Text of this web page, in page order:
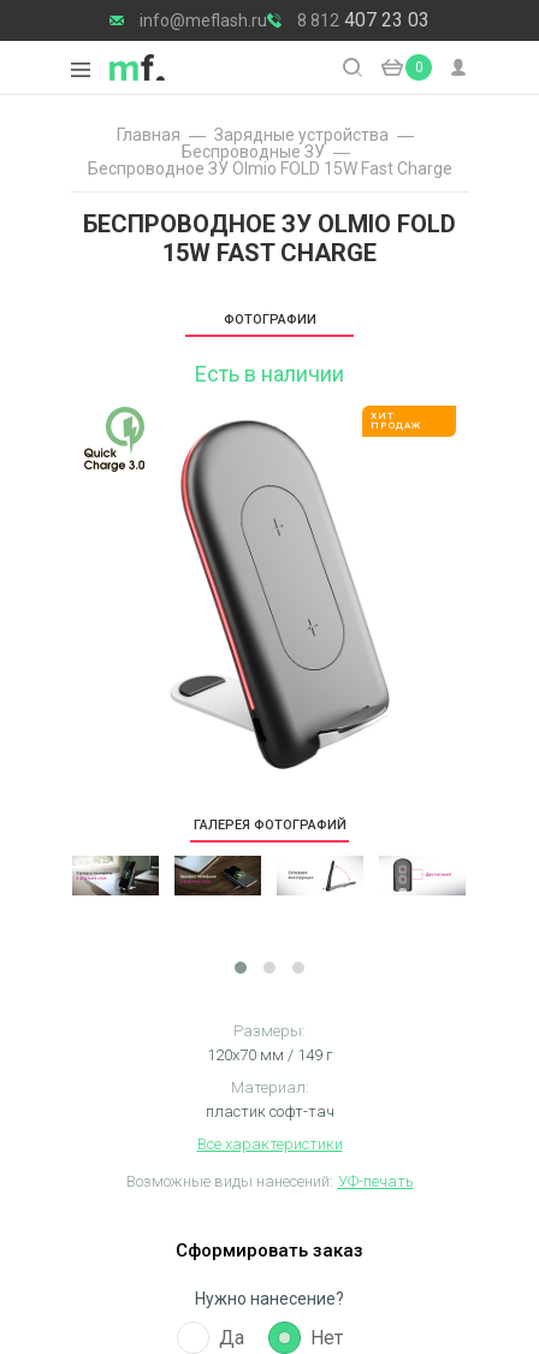
info@meflash.ru 8 812 407 23 03
0
Главная
Зарядные уcтройства
Беспроводные ЗУ
Беспроводное ЗУ Olmio FOLD 15W Fast Charge
БЕСПРОВОДНОЕ ЗУ OLMIO FOLD
15W FAST CHARGE
ФОТОГРАФИИ
Есть в наличии
ХИТ
ПРОДАЖ
ГАЛЕРЕЯ ФОТОГРАФИЙ
Размеры:
120х70 мм / 149 г
Материал:
пластик софт-тач
Все характеристики
Возможные виды нанесений: УФ-печать
Сформировать заказ
Нужно нанесение?
Да Нет